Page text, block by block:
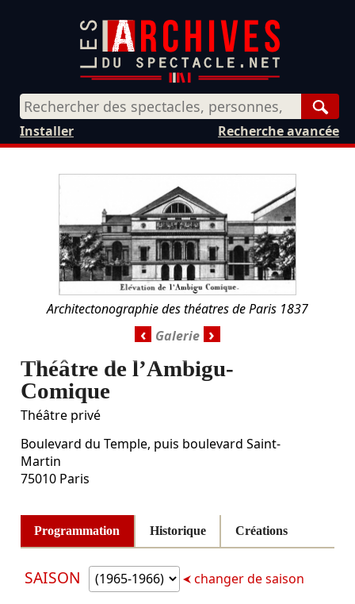
Recherche avancée
Installer
Architectonographie des théatres de Paris 1837
‹ ›
Théâtre de l’Ambigu-
Comique
Théâtre privé
Boulevard du Temple, puis boulevard Saint-
Martin
75010 Paris
Programmation Historique Créations
SAISON changer de saison